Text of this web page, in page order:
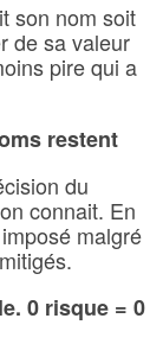
son nom soit
de sa valeur
pire qui a
restent
du
connait. En
malgré
0 risque = 0